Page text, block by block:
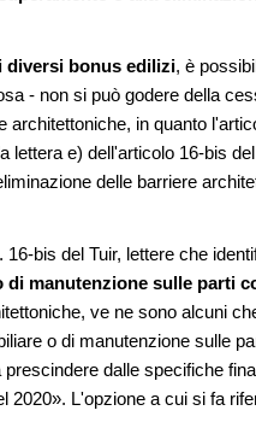
diversi bonus edilizi, è
- non si può godere della
in quanto
e) dell'articolo 16-bis
delle barriere
bis del Tuir, lettere che
manutenzione sulle parti
ve ne sono alcuni
o di manutenzione sulle
dalle specifiche
L'opzione a cui si fa